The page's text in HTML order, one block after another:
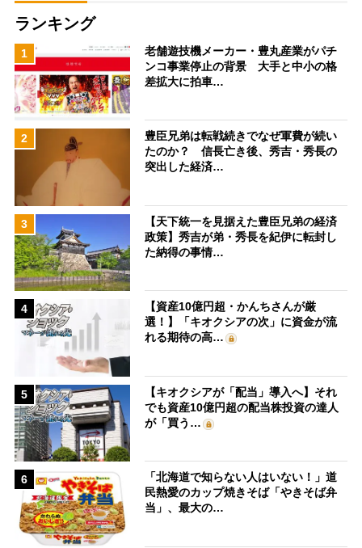
ランキング
1
老舗遊技機メーカー・豊丸産業がパチ
ンコ事業停止の背景 大手と中小の格
差拡大に拍車…
2
豊臣兄弟は転戦続きでなぜ軍費が続い
たのか？ 信長亡き後、秀吉・秀長の
突出した経済…
3
【天下統一を見据えた豊臣兄弟の経済
政策】秀吉が弟・秀長を紀伊に転封し
た納得の事情…
4
【資産10億円超・かんちさんが厳
選！】「キオクシアの次」に資金が流
れる期待の高…
5
【キオクシアが「配当」導入へ】それ
でも資産10億円超の配当株投資の達人
が「買う…
6
「北海道で知らない人はいない！」道
民熱愛のカップ焼きそば「やきそば弁
当」、最大の…